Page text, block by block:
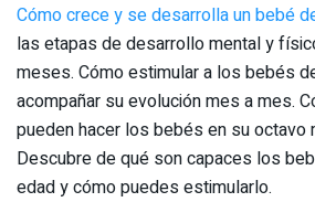
Cómo crece y se desarrolla un bebé
las etapas de desarrollo mental y
meses. Cómo estimular a los bebés
acompañar su evolución mes a mes.
pueden hacer los bebés en su octavo
Descubre de qué son capaces los
edad y cómo puedes estimularlo.